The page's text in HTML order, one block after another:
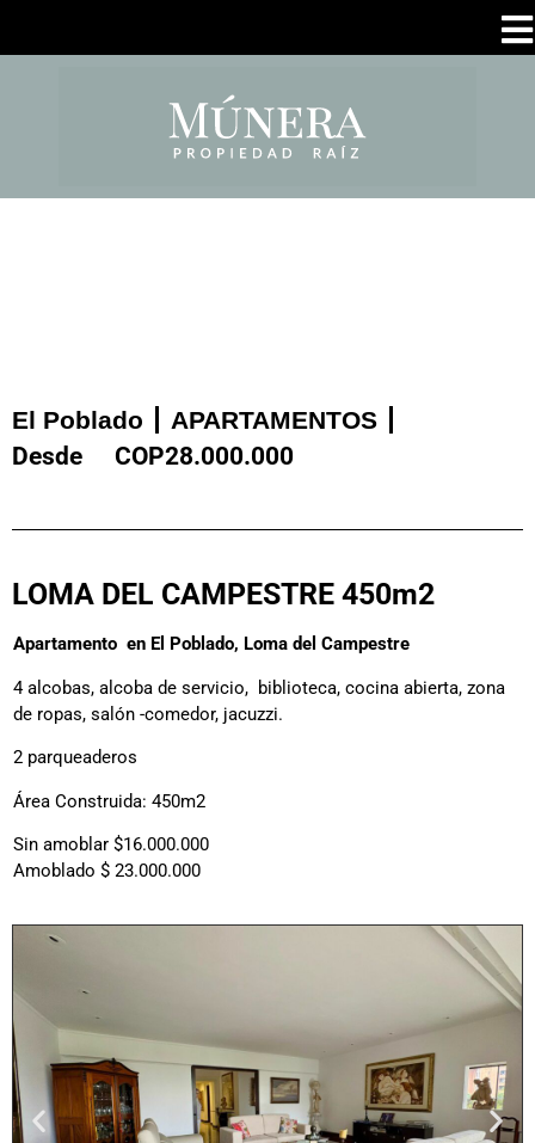
El Poblado APARTAMENTOS
Desde COP28.000.000
LOMA DEL CAMPESTRE 450m2
Apartamento en El Poblado, Loma del Campestre
4 alcobas, alcoba de servicio, biblioteca, cocina abierta, zona
de ropas, salón -comedor, jacuzzi.
2 parqueaderos
Área Construida: 450m2
Sin amoblar $16.000.000
Amoblado $ 23.000.000